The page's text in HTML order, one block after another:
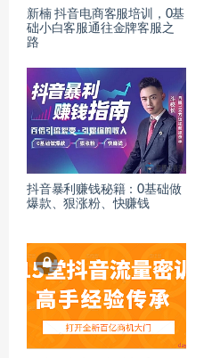
新楠 抖音电商客服培训，0基
础小白客服通往金牌客服之
路
抖音暴利赚钱秘籍：0基础做
爆款、狠涨粉、快赚钱